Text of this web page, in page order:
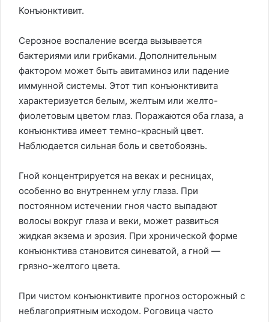
Конъюнктивит.
Серозное воспаление всегда вызывается
бактериями или грибками. Дополнительным
фактором может быть авитаминоз или падение
иммунной системы. Этот тип конъюнктивита
характеризуется белым, желтым или желто-
фиолетовым цветом глаз. Поражаются оба глаза, а
конъюнктива имеет темно-красный цвет.
Наблюдается сильная боль и светобоязнь.
Гной концентрируется на веках и ресницах,
особенно во внутреннем углу глаза. При
постоянном истечении гноя часто выпадают
волосы вокруг глаза и веки, может развиться
жидкая экзема и эрозия. При хронической форме
конъюнктива становится синеватой, а гной —
грязно-желтого цвета.
При чистом конъюнктивите прогноз осторожный с
неблагоприятным исходом. Роговица часто